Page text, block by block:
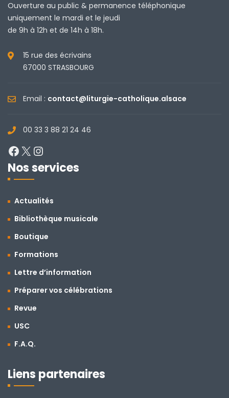
Ouverture au public & permanence téléphonique
uniquement le mardi et le jeudi
de 9h à 12h et de 14h à 18h.
15 rue des écrivains
67000 STRASBOURG
Email : contact@liturgie-catholique.alsace
00 33 3 88 21 24 46
Facebook
X
Nos services
Actualités
Bibliothèque musicale
Boutique
Formations
Lettre d’information
Préparer vos célébrations
Revue
USC
F.A.Q.
Liens partenaires